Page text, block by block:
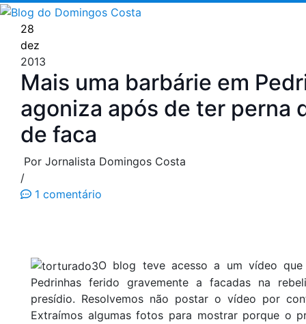
Pular
para
conteúdo
28
dez
2013
Mais uma barbárie em
agoniza após de ter perna
de faca
Por Jornalista Domingos Costa
/
1 comentário
O blog teve acesso a um vídeo
Pedrinhas ferido gravemente a facadas na
presídio. Resolvemos não postar o vídeo por
Extraímos algumas fotos para mostrar porque o